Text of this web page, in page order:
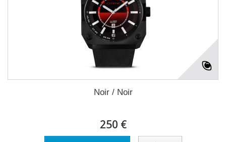
Noir / Noir
250 €